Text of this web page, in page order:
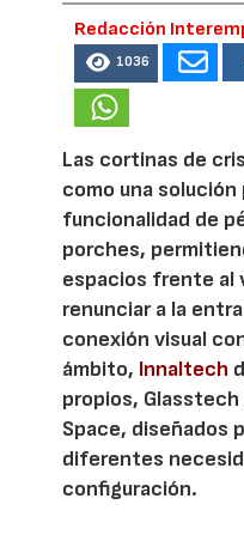
Redacción
1036
Las cortinas de
como una solución
funcionalidad de
porches,
espacios frente al
renunciar a la
conexión visual
ámbito, Innaltech
propios,
Space, diseñados
diferentes
configuración.